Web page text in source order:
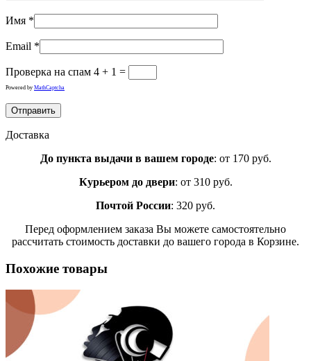
Имя *
Email *
Проверка на спам 4 + 1 =
Powered by MathCaptcha
Доставка
До пункта выдачи в вашем городе: от 170 руб.
Курьером до двери: от 310 руб.
Почтой России: 320 руб.
Перед оформлением заказа Вы можете самостоятельно
рассчитать стоимость доставки до вашего города в Корзине.
Похожие товары